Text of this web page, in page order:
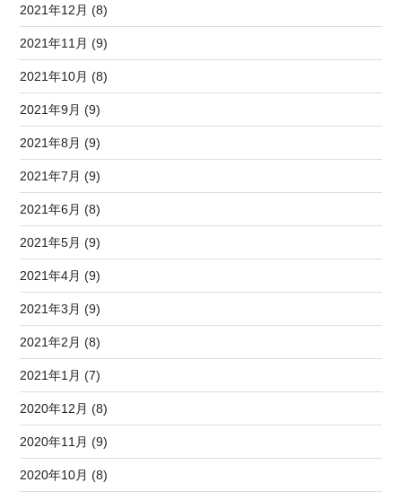
2021年12月 (8)
2021年11月 (9)
2021年10月 (8)
2021年9月 (9)
2021年8月 (9)
2021年7月 (9)
2021年6月 (8)
2021年5月 (9)
2021年4月 (9)
2021年3月 (9)
2021年2月 (8)
2021年1月 (7)
2020年12月 (8)
2020年11月 (9)
2020年10月 (8)